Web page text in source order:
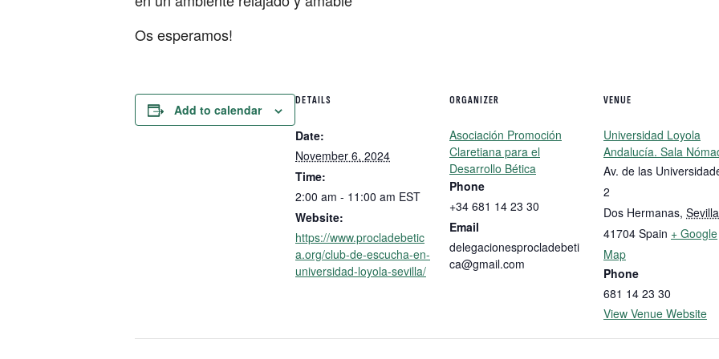
Os esperamos!
Add to calendar
DETAILS
Date:
November 6, 2024
Time:
2:00 am - 11:00 am EST
Website:
https://www.procladebetic
a.org/club-de-escucha-en-
universidad-loyola-sevilla/
ORGANIZER
Asociación Promoción
Claretiana para el
Desarrollo Bética
Phone
+34 681 14 23 30
Email
delegacionesprocladebeti
ca@gmail.com
VENUE
Universidad Loyola
Andalucía. Sala
Av. de las
2
Dos Hermanas, Sevilla
41704 Spain + Google
Map
Phone
681 14 23 30
View Venue Website